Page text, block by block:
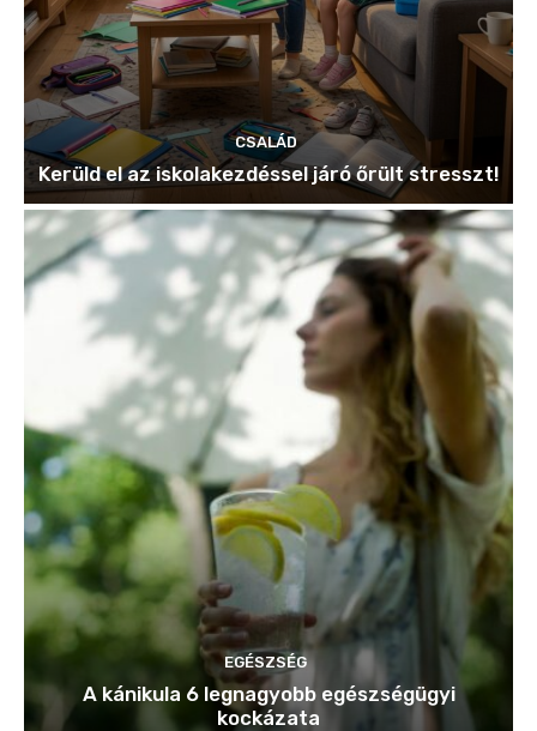
CSALÁD
Kerüld el az iskolakezdéssel járó őrült stresszt!
EGÉSZSÉG
A kánikula 6 legnagyobb egészségügyi
kockázata